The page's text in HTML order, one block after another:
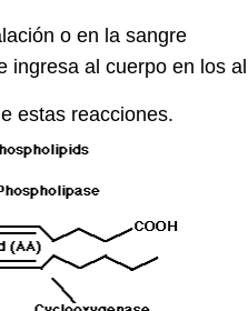
o en la sangre
ingresa al cuerpo en los
estas reacciones.